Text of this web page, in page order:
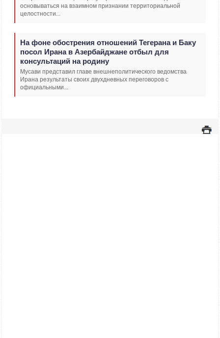
основываться на взаимном признании территориальной
целостности...
На фоне обострения отношений Тегерана и Баку
посол Ирана в Азербайджане отбыл для
консультаций на родину
Мусави представил главе внешнеполитического ведомства
Ирана результаты своих двухдневных переговоров с
официальными...